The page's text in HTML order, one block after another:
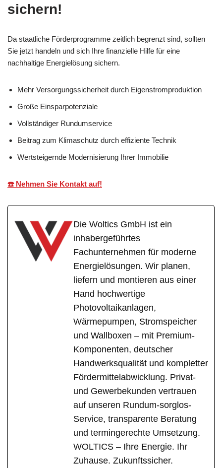
sichern!
Da staatliche Förderprogramme zeitlich begrenzt sind, sollten
Sie jetzt handeln und sich Ihre finanzielle Hilfe für eine
nachhaltige Energielösung sichern.
Mehr Versorgungssicherheit durch Eigenstromproduktion
Große Einsparpotenziale
Vollständiger Rundumservice
Beitrag zum Klimaschutz durch effiziente Technik
Wertsteigernde Modernisierung Ihrer Immobilie
☎️ Nehmen Sie Kontakt auf!
Die Woltics GmbH ist ein
inhabergeführtes
Fachunternehmen für moderne
Energielösungen. Wir planen,
liefern und montieren aus einer
Hand hochwertige
Photovoltaikanlagen,
Wärmepumpen, Stromspeicher
und Wallboxen – mit Premium-
Komponenten, deutscher
Handwerksqualität und kompletter
Fördermittelabwicklung. Privat-
und Gewerbekunden vertrauen
auf unseren Rundum-sorglos-
Service, transparente Beratung
und termingerechte Umsetzung.
WOLTICS – Ihre Energie. Ihr
Zuhause. Zukunftssicher.